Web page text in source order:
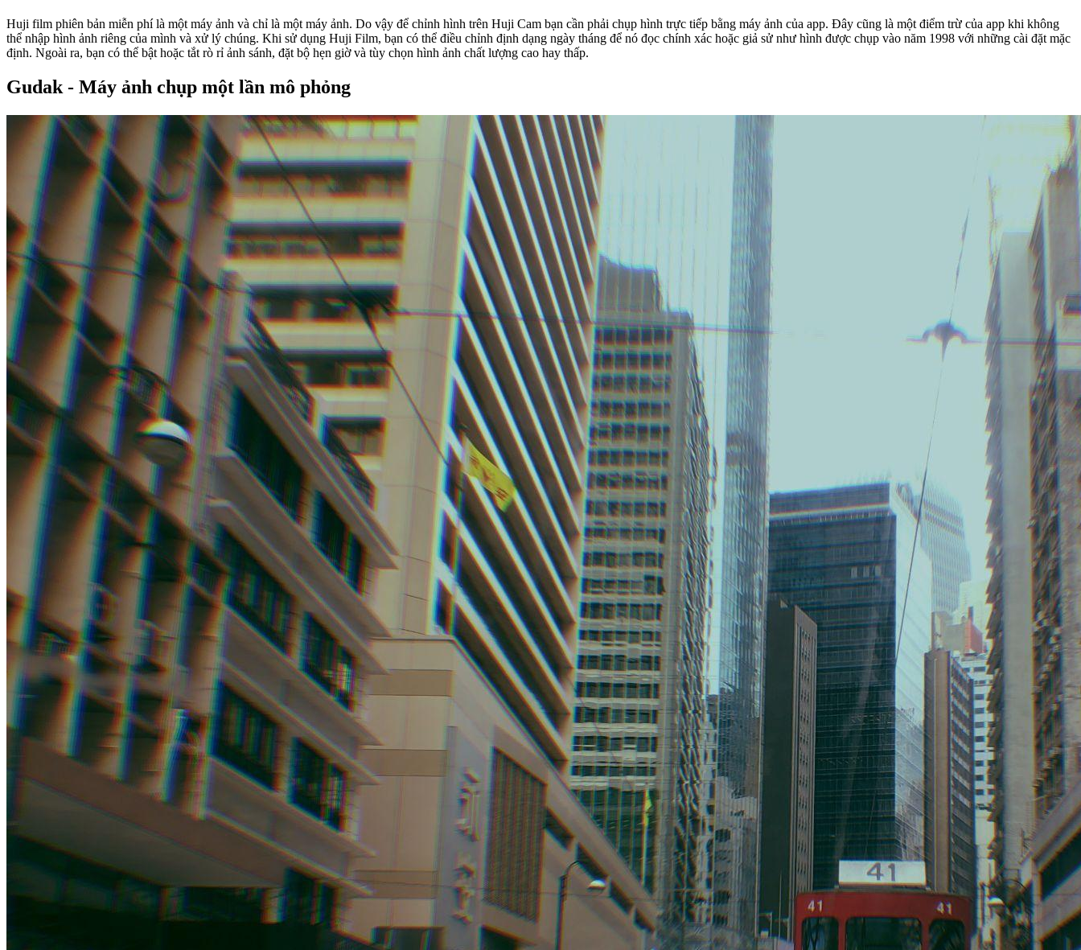
Huji film phiên bản miễn phí là một máy ảnh và chỉ là một máy ảnh. Do vậy để chỉnh hình trên Huji Cam bạn cần phải chụp hình trực tiếp bằng máy ảnh của app. Đây cũng là một điểm trừ của app khi không
thể nhập hình ảnh riêng của mình và xử lý chúng. Khi sử dụng Huji Film, bạn có thể điều chỉnh định dạng ngày tháng để nó đọc chính xác hoặc giả sử như hình được chụp vào năm 1998 với những cài đặt mặc
định. Ngoài ra, bạn có thể bật hoặc tắt rò rỉ ảnh sánh, đặt bộ hẹn giờ và tùy chọn hình ảnh chất lượng cao hay thấp.
Gudak - Máy ảnh chụp một lần mô phỏng